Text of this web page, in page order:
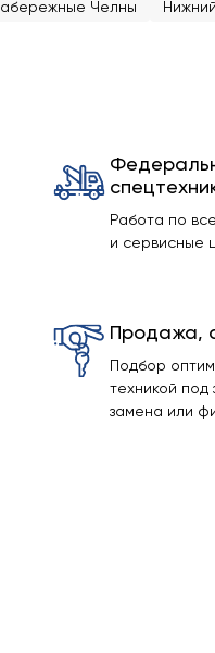
Челны
Работа по
и сервисные
Продажа,
Подбор
техникой под
замена или